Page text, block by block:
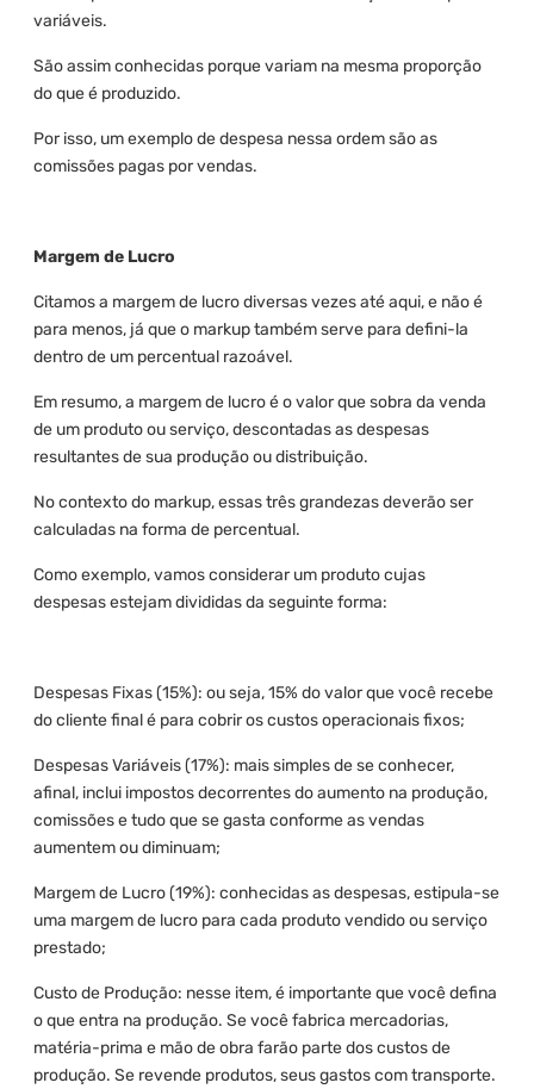
variáveis.
São assim conhecidas porque variam na mesma proporção
do que é produzido.
Por isso, um exemplo de despesa nessa ordem são as
comissões pagas por vendas.
Margem de Lucro
Citamos a margem de lucro diversas vezes até aqui, e não é
para menos, já que o markup também serve para defini-la
dentro de um percentual razoável.
Em resumo, a margem de lucro é o valor que sobra da venda
de um produto ou serviço, descontadas as despesas
resultantes de sua produção ou distribuição.
No contexto do markup, essas três grandezas deverão ser
calculadas na forma de percentual.
Como exemplo, vamos considerar um produto cujas
despesas estejam divididas da seguinte forma:
Despesas Fixas (15%): ou seja, 15% do valor que você recebe
do cliente final é para cobrir os custos operacionais fixos;
Despesas Variáveis (17%): mais simples de se conhecer,
afinal, inclui impostos decorrentes do aumento na produção,
comissões e tudo que se gasta conforme as vendas
aumentem ou diminuam;
Margem de Lucro (19%): conhecidas as despesas, estipula-se
uma margem de lucro para cada produto vendido ou serviço
prestado;
Custo de Produção: nesse item, é importante que você defina
o que entra na produção. Se você fabrica mercadorias,
matéria-prima e mão de obra farão parte dos custos de
produção. Se revende produtos, seus gastos com transporte.